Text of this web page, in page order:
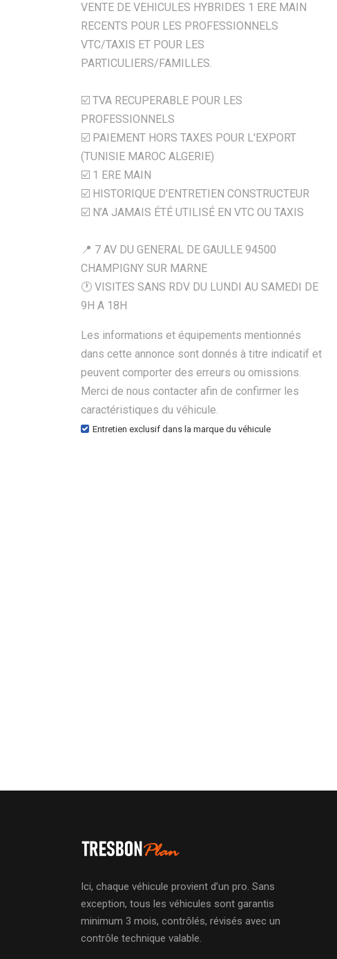
VENTE DE VEHICULES HYBRIDES 1 ERE MAIN
RECENTS POUR LES PROFESSIONNELS
VTC/TAXIS ET POUR LES
PARTICULIERS/FAMILLES.
☑️ TVA RECUPERABLE POUR LES
PROFESSIONNELS
☑️ PAIEMENT HORS TAXES POUR L'EXPORT
(TUNISIE MAROC ALGERIE)
☑️ 1 ERE MAIN
☑️ HISTORIQUE D'ENTRETIEN CONSTRUCTEUR
☑️ N’A JAMAIS ÉTÉ UTILISÉ EN VTC OU TAXIS
📍 7 AV DU GENERAL DE GAULLE 94500
CHAMPIGNY SUR MARNE
🕐 VISITES SANS RDV DU LUNDI AU SAMEDI DE
9H A 18H
Les informations et équipements mentionnés
dans cette annonce sont donnés à titre indicatif et
peuvent comporter des erreurs ou omissions.
Merci de nous contacter afin de confirmer les
caractéristiques du véhicule.
Entretien exclusif dans la marque du véhicule
Ici, chaque véhicule provient d’un pro. Sans
exception, tous les véhicules sont garantis
minimum 3 mois, contrôlés, révisés avec un
contrôle technique valable.